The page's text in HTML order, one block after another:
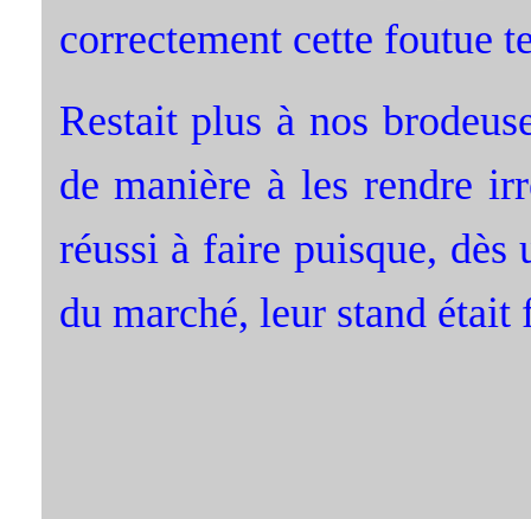
correctement cette foutue
Restait plus à nos
de manière à les rendre
réussi à faire puisque,
du marché, leur stand